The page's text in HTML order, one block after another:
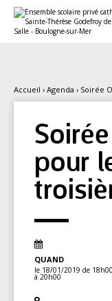
contenu.
personnels
Accueil › Agenda › Soirée
pour
QUAND
le 18/01/2019 de 18h00
à 20h00